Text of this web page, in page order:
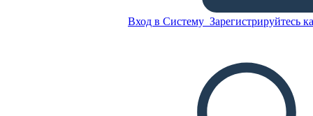
Вход в Систему Зарегистрируйтесь
Nine
Скопируйте эту раскадровку
СОЗДАТЬ РАСКАДРОВКУ